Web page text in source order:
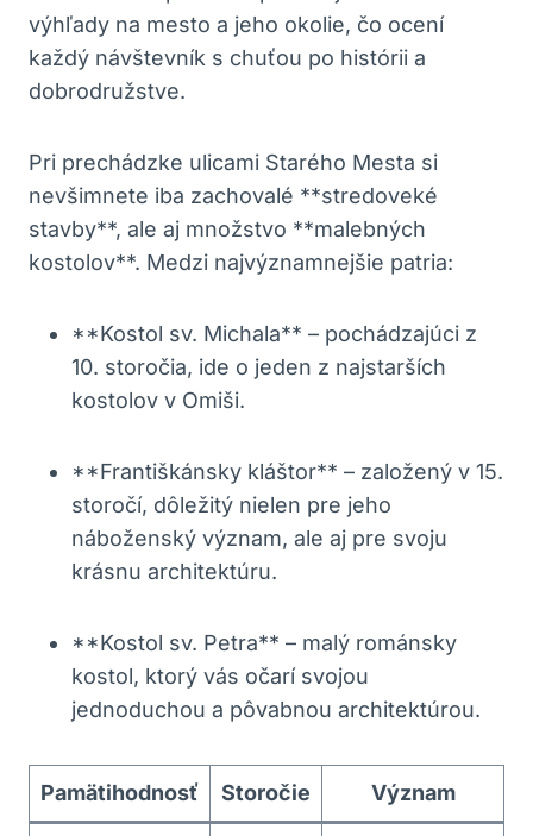
výhľady na mesto a jeho okolie, čo ocení
každý návštevník s chuťou po histórii a
dobrodružstve.
Pri prechádzke ulicami Starého Mesta si
nevšimnete iba zachovalé **stredoveké
stavby**, ale aj množstvo **malebných
kostolov**. Medzi najvýznamnejšie patria:
**Kostol sv. Michala** – pochádzajúci z
10. storočia, ide o jeden z najstarších
kostolov v Omiši.
**Františkánsky kláštor** – založený v 15.
storočí, dôležitý nielen pre jeho
náboženský význam, ale aj pre svoju
krásnu architektúru.
**Kostol sv. Petra** – malý románsky
kostol, ktorý vás očarí svojou
jednoduchou a pôvabnou architektúrou.
Pamätihodnosť Storočie Význam